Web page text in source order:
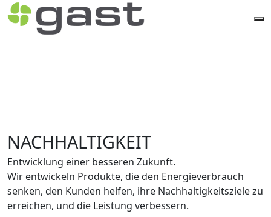
NACHHALTIGKEIT
Entwicklung einer besseren Zukunft.
Wir entwickeln Produkte, die den Energieverbrauch
senken, den Kunden helfen, ihre Nachhaltigkeitsziele zu
erreichen, und die Leistung verbessern.